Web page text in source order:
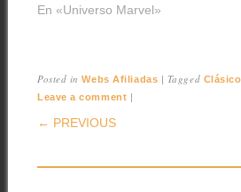
En «Universo Marvel»
Posted inWebs Afiliadas | Tagged
Leave a comment |
POST
← PREVIOUS